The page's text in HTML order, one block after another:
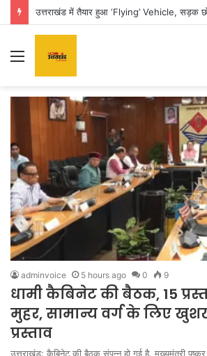
Menu
adminvoice 5 hours ago 0 9
धामी कैबिनेट की बैठक, 15
मुहर, सामान्य वर्ग के लिए
प्रस्ताव
उत्तराखंड: कैबिनेट की बैठक संपन्न हो गई है. मुख्यमंत्री पुष्कर